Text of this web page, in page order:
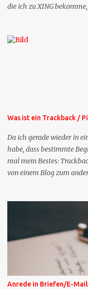
die ich zu XING
bekommen Sie kostenlos
Was ist ein Trackback /
Da ich gerade wieder in
habe, dass bestimmte
mal mein Bestes:
von einem Blog zum
was ich zu deinem Inhalt
Nachrichtenfunktion wird
'TrackbackURL' des
Parameter übergibt (URL
Beitrags). Praktisch muss
TrackbackURL beim
Anrede in Briefen/E-